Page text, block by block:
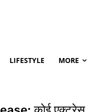
LIFESTYLE MORE